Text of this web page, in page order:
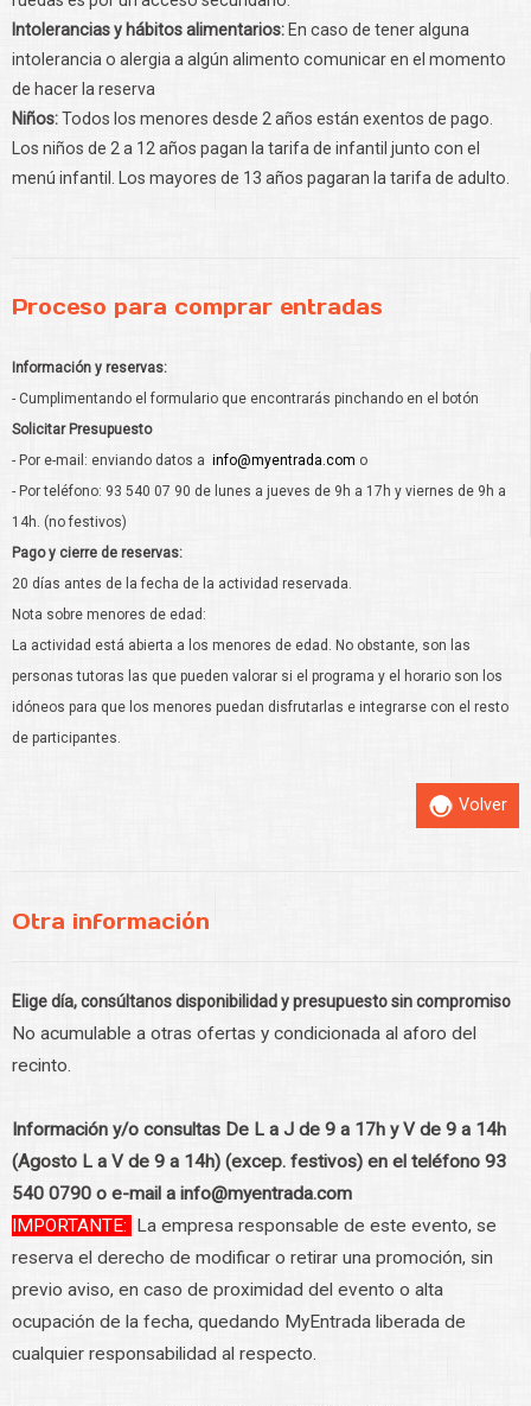
Intolerancias y hábitos alimentarios: En caso de tener alguna
intolerancia o alergia a algún alimento comunicar en el momento
de hacer la reserva
Niños:Todos los menores desde 2 años están exentos de pago.
Los niños de 2 a 12 años pagan la tarifa de infantil junto con el
menú infantil. Los mayores de 13 años pagaran la tarifa de adulto.
Proceso para comprar entradas
Información y reservas:
- Cumplimentando el formulario que encontrarás pinchando en el botón
Solicitar Presupuesto
- Por e-mail: enviando datos a info@myentrada.com o
- Por teléfono: 93 540 07 90 de lunes a jueves de 9h a 17h y viernes de 9h a
14h. (no festivos)
Pago y cierre de reservas:
20 días antes de la fecha de la actividad reservada.
Nota sobre menores de edad:
La actividad está abierta a los menores de edad. No obstante, son las
personas tutoras las que pueden valorar si el programa y el horario son los
idóneos para que los menores puedan disfrutarlas e integrarse con el resto
de participantes.
Volver
Otra información
Elige día, consúltanos disponibilidad y presupuesto sin compromiso
No acumulable a otras ofertas y condicionada al aforo del
recinto.
Información y/o consultas De L a J de 9 a 17h y V de 9 a 14h
(Agosto L a V de 9 a 14h) (excep. festivos) en el teléfono 93
540 0790 o e-mail a info@myentrada.com
IMPORTANTE: La empresa responsable de este evento, se
reserva el derecho de modificar o retirar una promoción, sin
previo aviso, en caso de proximidad del evento o alta
ocupación de la fecha, quedando MyEntrada liberada de
cualquier responsabilidad al respecto.